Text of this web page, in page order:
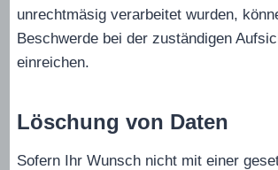
unrechtmäsig verarbeitet wurden,
Beschwerde bei der zuständigen
einreichen.
Löschung von Daten
Sofern Ihr Wunsch nicht mit einer